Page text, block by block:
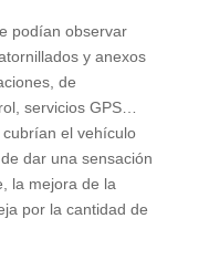
podían observar
y anexos
de
servicios GPS…
el vehículo
dar una sensación
la mejora de la
por la cantidad de